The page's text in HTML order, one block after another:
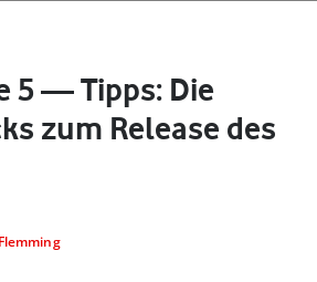
5 — Tipps: Die
zum Release des